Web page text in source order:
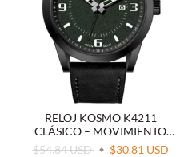
RELOJ KOSMO K4211
CLÁSICO – MOVIMIENTO
JAPONÉS (MIYOTA)
$54.84 USD $30.81 USD